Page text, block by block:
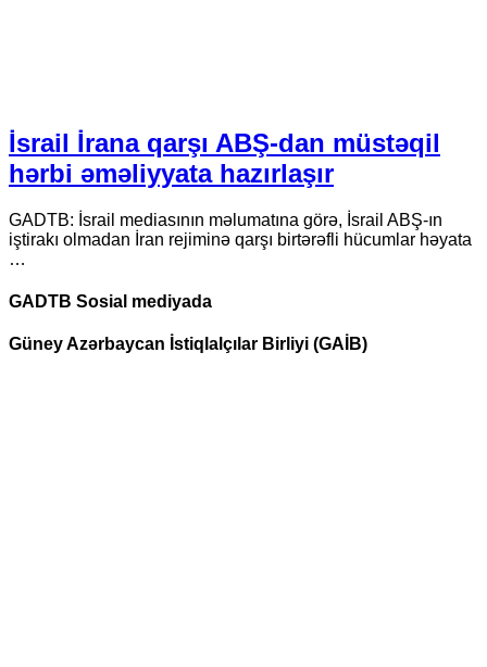
İsrail İrana qarşı ABŞ-dan müstəqil
hərbi əməliyyata hazırlaşır
GADTB: İsrail mediasının məlumatına görə, İsrail ABŞ-ın
iştirakı olmadan İran rejiminə qarşı birtərəfli hücumlar həyata
…
GADTB Sosial mediyada
Güney Azərbaycan İstiqlalçılar Birliyi (GAİB)